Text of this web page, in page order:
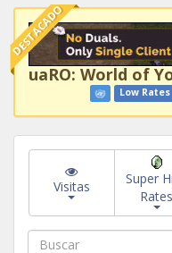
DESTACADO
uaRO: World of
Low Rates
Visitas
Super
Rates